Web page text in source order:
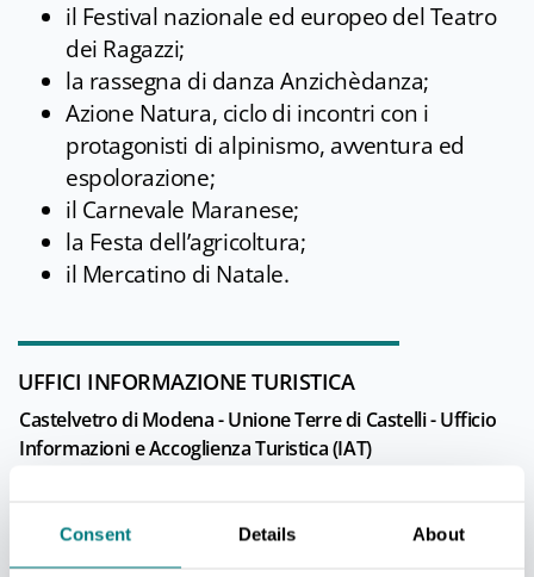
Consent Details About
il Festival nazionale ed europeo del Teatro
dei Ragazzi;
la rassegna di danza Anzichèdanza;
Azione Natura, ciclo di incontri con i
protagonisti di alpinismo, avventura ed
espolorazione;
il Carnevale Maranese;
la Festa dell’agricoltura;
il Mercatino di Natale.
UFFICI INFORMAZIONE TURISTICA
Castelvetro di Modena - Unione Terre di Castelli - Ufficio
Informazioni e Accoglienza Turistica (IAT)
Tutti gli uffici di informazione turistica della provincia